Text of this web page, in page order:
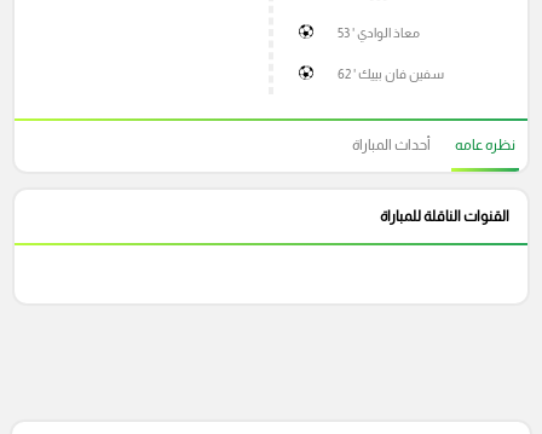
معاذ الوادي ' 53
سفين فان بييك ' 62
نظره عامه أحداث المباراة
القنوات الناقلة للمباراة